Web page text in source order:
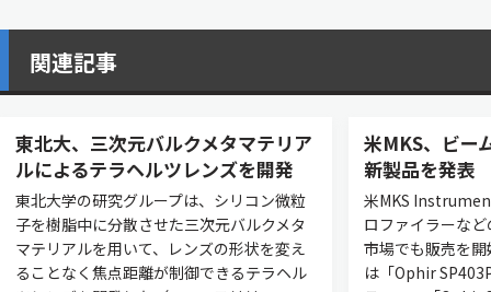
関連記事
東北大、三次元バルクメタマテリア
ルによるテラヘルツレンズを開発
東北大学の研究グループは、シリコン微粒
子を樹脂中に分散させた三次元バルクメタ
マテリアルを用いて、レンズの形状を変え
ることなく焦点距離が制御できるテラヘル
米MKS、ビー
新製品を発表
米MKS
ロファイラーな
市場でも販売を
は「Ophir